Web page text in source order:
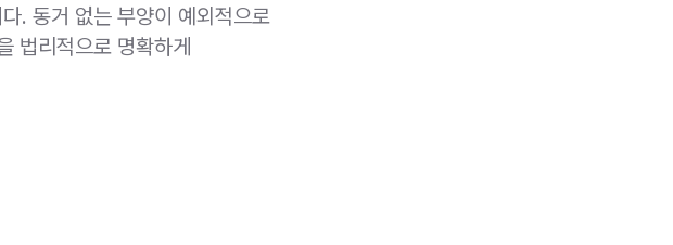
. 동거 없는 부양이 예외적으로
법리적으로 명확하게